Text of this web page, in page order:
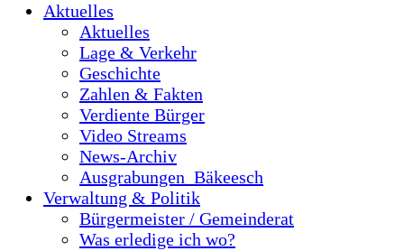
Aktuelles
Aktuelles
Lage & Verkehr
Geschichte
Zahlen & Fakten
Verdiente Bürger
Video Streams
News-Archiv
Ausgrabungen_Bäkeesch
Verwaltung & Politik
Bürgermeister / Gemeinderat
Was erledige ich wo?